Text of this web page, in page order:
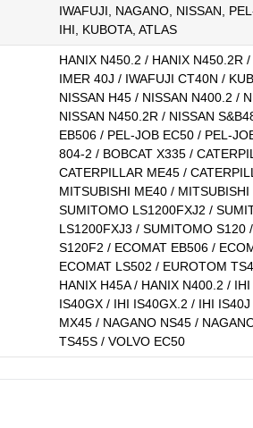
IWAFUJI, NAGANO, NISSAN,
IHI, KUBOTA, ATLAS
HANIX N450.2 / HANIX N450.2R
IMER 40J / IWAFUJI CT40N /
NISSAN H45 / NISSAN N400.2 /
NISSAN N450.2R / NISSAN
EB506 / PEL-JOB EC50 / PEL-
804-2 / BOBCAT X335 /
CATERPILLAR ME45 /
MITSUBISHI ME40 /
SUMITOMO LS1200FXJ2 /
LS1200FXJ3 / SUMITOMO S120
S120F2 / ECOMAT EB506 /
ECOMAT LS502 / EUROTOM
HANIX H45A / HANIX N400.2 /
IS40GX / IHI IS40GX.2 / IHI
MX45 / NAGANO NS45 /
TS45S / VOLVO EC50